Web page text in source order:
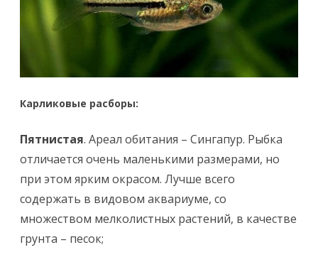
Карликовые расборы:
Пятнистая. Ареал обитания – Сингапур. Рыбка
отличается очень маленькими размерами, но
при этом ярким окрасом. Лучше всего
содержать в видовом аквариуме, со
множеством мелколистных растений, в качестве
грунта – песок;